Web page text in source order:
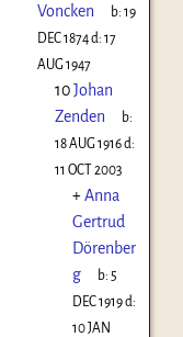
Voncken
b:19
DEC 1874d: 17
AUG 1947
10Johan
Zenden
b:
18 AUG 1916d:
11 OCT 2003
+Anna
Gertrud
Dörenber
g
b: 5
DEC 1919d:
10 JAN